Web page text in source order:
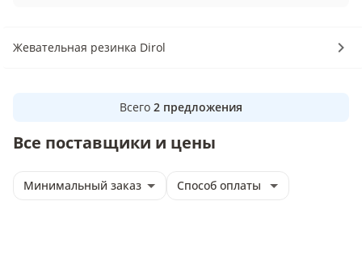
Жевательная резинка Dirol
Всего 2 предложения
Все поставщики и цены
Минимальный заказ Способ оплаты